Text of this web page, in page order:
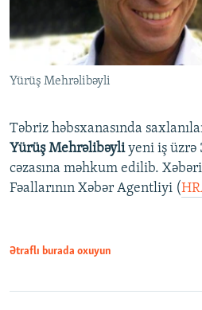
Yürüş Mehrəlibəyli
Təbriz həbsxanasında
Yürüş Mehrəlibəyliyeni iş üzrə
cəzasına məhkum edilib.
Fəallarının Xəbər Agentliyi (
Ətraflı burada oxuyun